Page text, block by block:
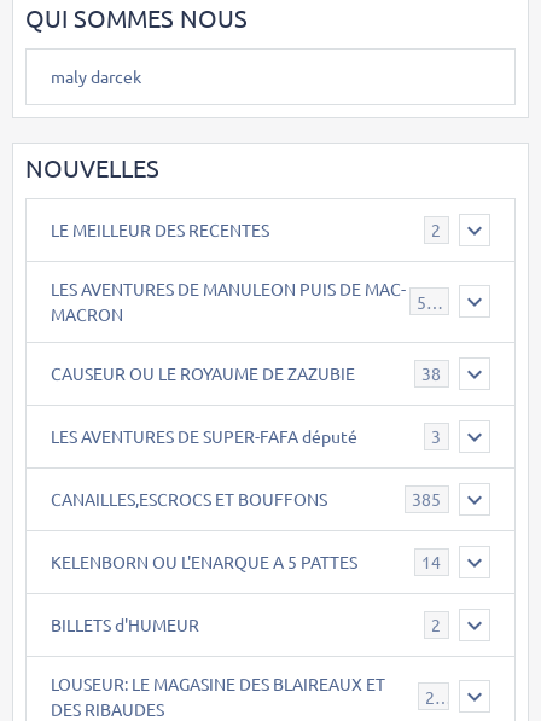
QUI SOMMES NOUS
maly darcek
NOUVELLES
LE MEILLEUR DES RECENTES 2
LES AVENTURES DE MANULEON PUIS DE MAC-
MACRON
543
CAUSEUR OU LE ROYAUME DE ZAZUBIE 38
LES AVENTURES DE SUPER-FAFA député 3
CANAILLES,ESCROCS ET BOUFFONS 385
KELENBORN OU L'ENARQUE A 5 PATTES 14
BILLETS d'HUMEUR 2
LOUSEUR: LE MAGASINE DES BLAIREAUX ET
DES RIBAUDES
21